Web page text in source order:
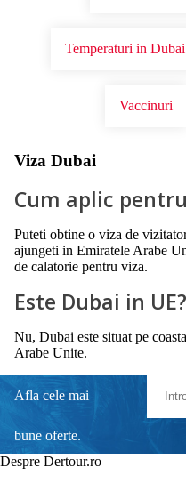
Temperaturi in Dubai
Vaccinuri
Viza Dubai
Cum aplic
Puteti obtine o viza de
ajungeti in Emiratele Arabe
de calatorie pentru viza.
Este Dubai in UE?
Nu, Dubai este situat pe
Arabe Unite.
Afla cele mai
bune oferte.
Despre Dertour.ro